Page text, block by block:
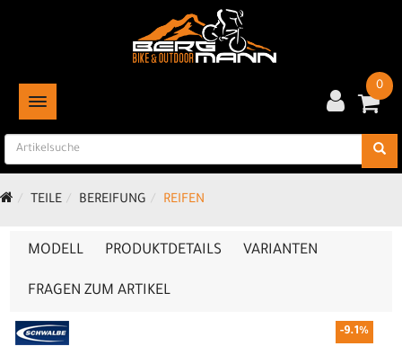
TOGGLE NAVIGATION
0
TEILE BEREIFUNG REIFEN
MODELL PRODUKTDETAILS VARIANTEN
FRAGEN ZUM ARTIKEL
-9.1%